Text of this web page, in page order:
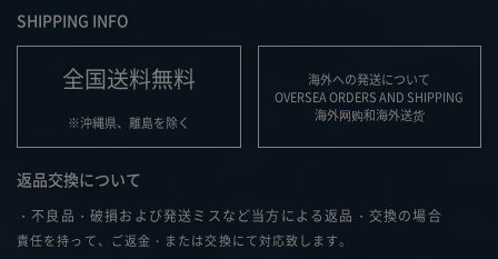
SHIPPING INFO
全国送料無料
※沖縄県、離島を除く
海外への発送について
OVERSEA ORDERS AND SHIPPING
海外网购和海外送货
返品交換について
・不良品・破損および発送ミスなど当方による返品・交換の場合
責任を持って、ご返金・または交換にて対応致します。